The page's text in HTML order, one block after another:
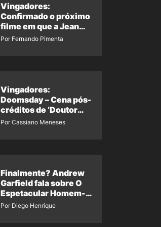
Vingadores:
Confirmado o próximo
filme em que a Jean
Grey irá aparecer
Por Fernando Pimenta
Vingadores:
Doomsday – Cena pós-
créditos de ‘Doutor
Destino’ é revelada
Por Cassiano Meneses
Finalmente? Andrew
Garfield fala sobre O
Espetacular Homem-
Aranha 3
Por Diego Henrique